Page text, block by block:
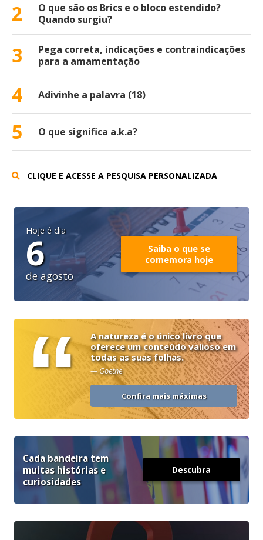
2
O que são os Brics e o bloco estendido?
Quando surgiu?
3
Pega correta, indicações e contraindicações
para a amamentação
4 Adivinhe a palavra (18)
5 O que significa a.k.a?
CLIQUE E ACESSE A PESQUISA PERSONALIZADA
Hoje é dia
6
de agosto
Saiba o que se
comemora hoje
“
A natureza é o único livro que
oferece um conteúdo valioso em
todas as suas folhas.
— Goethe
Confira mais máximas
Cada bandeira tem
muitas histórias e
curiosidades
Descubra